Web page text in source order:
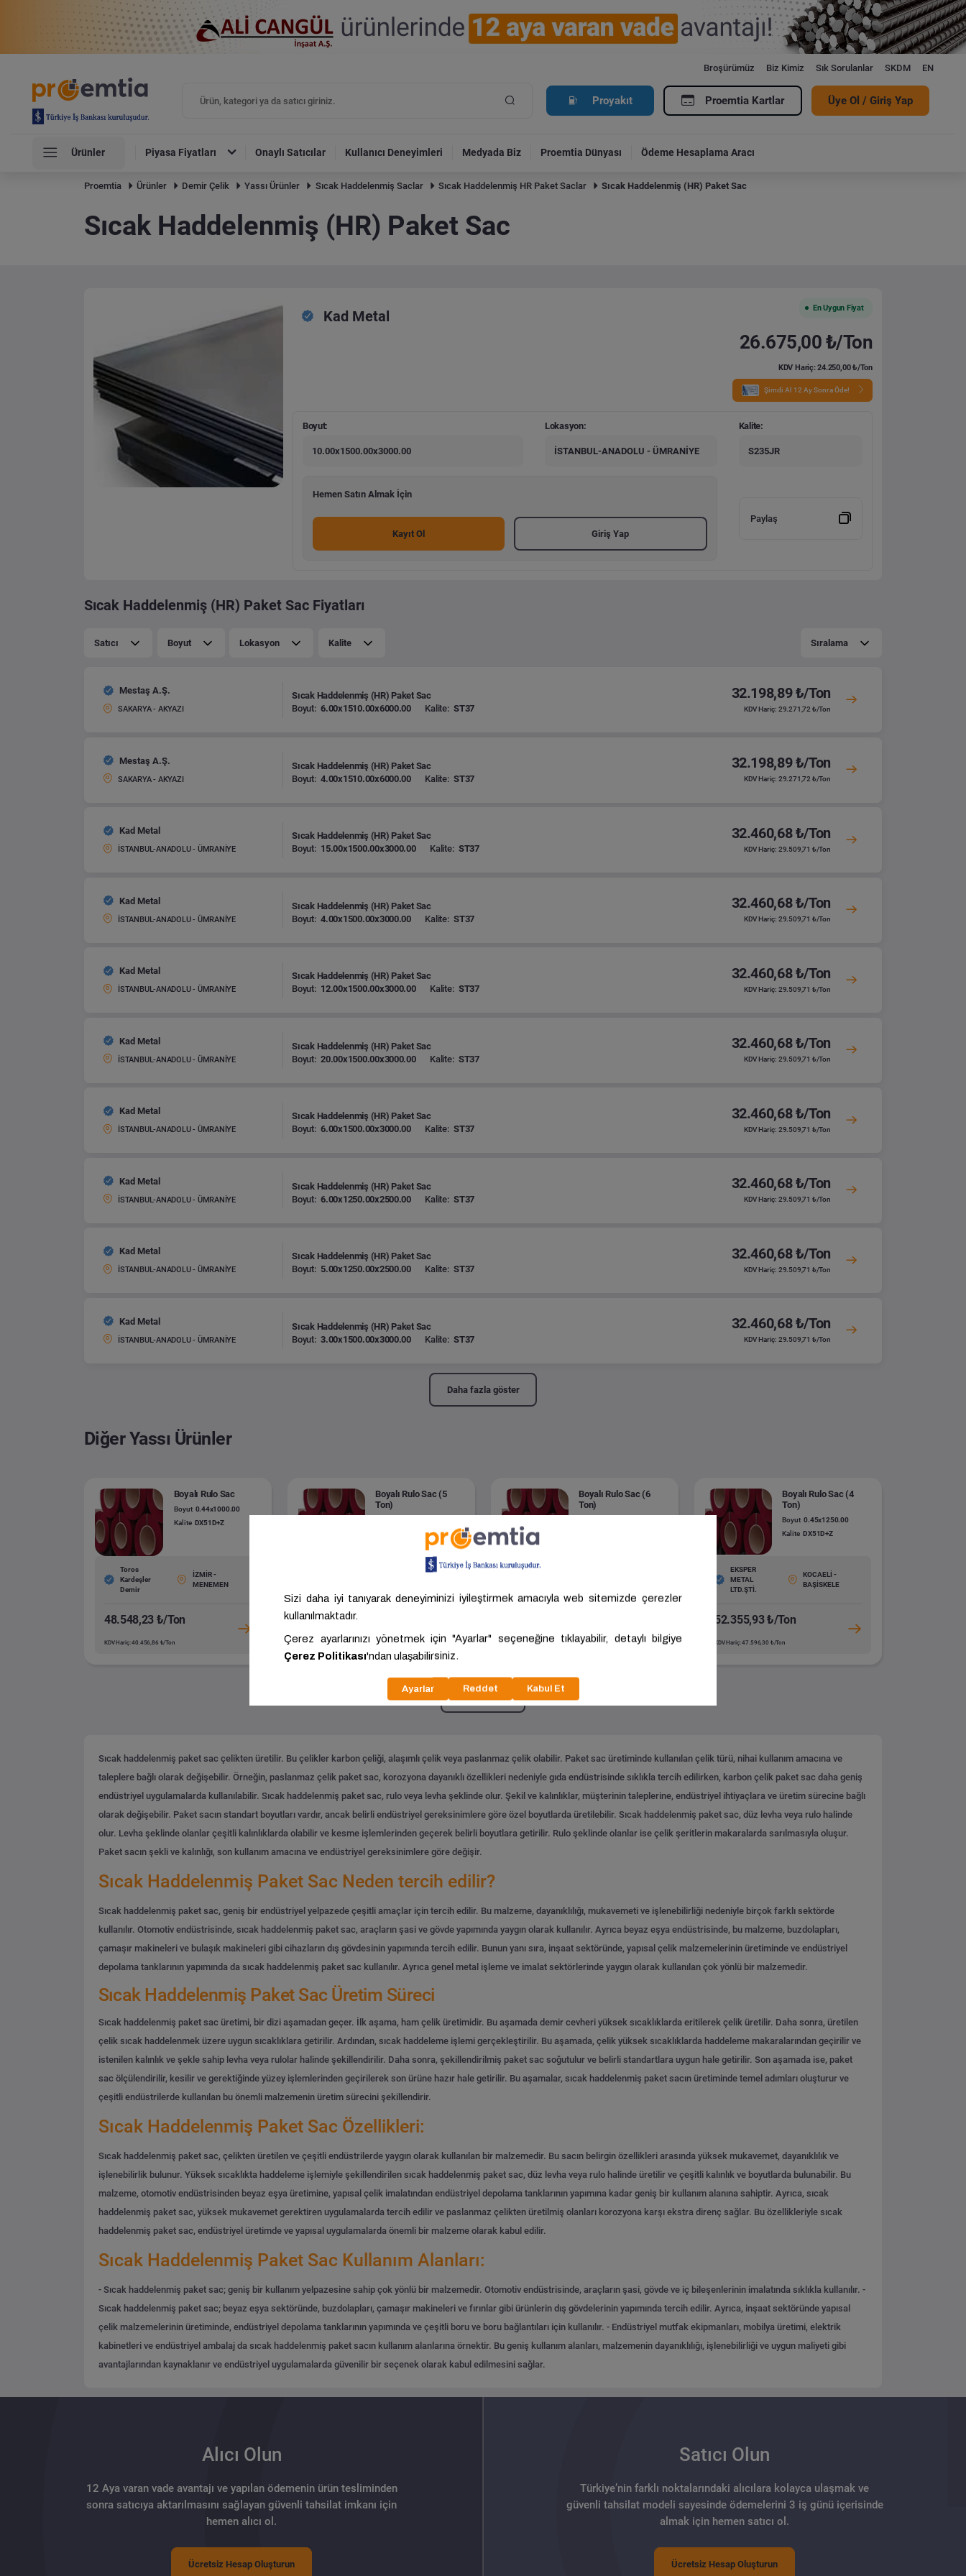
Broşürümüz Biz Kimiz Sık Sorulanlar SKDM EN
Proyakıt Proemtia Kartlar Üye Ol / Giriş Yap
Ürünler Piyasa Fiyatları Onaylı Satıcılar Kullanıcı Deneyimleri Medyada Biz Proemtia Dünyası Ödeme Hesaplama Aracı
Proemtia Ürünler Demir Çelik Yassı Ürünler Sıcak Haddelenmiş Saclar Sıcak Haddelenmiş HR Paket Saclar Sıcak Haddelenmiş (HR) Paket Sac
Sıcak Haddelenmiş (HR) Paket Sac
Kad Metal
En Uygun Fiyat
26.675,00 ₺/Ton
KDV Hariç: 24.250,00 ₺/Ton
Şimdi Al 12 Ay Sonra Öde!
Boyut:
10.00x1500.00x3000.00
Lokasyon:
İSTANBUL-ANADOLU - ÜMRANİYE
Kalite:
S235JR
Hemen Satın Almak İçin
Kayıt Ol Giriş Yap
Paylaş
Sıcak Haddelenmiş (HR) Paket Sac Fiyatları
Satıcı Boyut Lokasyon Kalite Sıralama
Mestaş A.Ş.
SAKARYA - AKYAZI
Sıcak Haddelenmiş (HR) Paket Sac
Boyut: 6.00x1510.00x6000.00 Kalite: ST37
32.198,89 ₺/Ton
KDV Hariç: 29.271,72 ₺/Ton
Mestaş A.Ş.
SAKARYA - AKYAZI
Sıcak Haddelenmiş (HR) Paket Sac
Boyut: 4.00x1510.00x6000.00 Kalite: ST37
32.198,89 ₺/Ton
KDV Hariç: 29.271,72 ₺/Ton
Kad Metal
İSTANBUL-ANADOLU - ÜMRANİYE
Sıcak Haddelenmiş (HR) Paket Sac
Boyut: 15.00x1500.00x3000.00 Kalite: ST37
32.460,68 ₺/Ton
KDV Hariç: 29.509,71 ₺/Ton
Kad Metal
İSTANBUL-ANADOLU - ÜMRANİYE
Sıcak Haddelenmiş (HR) Paket Sac
Boyut: 4.00x1500.00x3000.00 Kalite: ST37
32.460,68 ₺/Ton
KDV Hariç: 29.509,71 ₺/Ton
Kad Metal
İSTANBUL-ANADOLU - ÜMRANİYE
Sıcak Haddelenmiş (HR) Paket Sac
Boyut: 12.00x1500.00x3000.00 Kalite: ST37
32.460,68 ₺/Ton
KDV Hariç: 29.509,71 ₺/Ton
Kad Metal
İSTANBUL-ANADOLU - ÜMRANİYE
Sıcak Haddelenmiş (HR) Paket Sac
Boyut: 20.00x1500.00x3000.00 Kalite: ST37
32.460,68 ₺/Ton
KDV Hariç: 29.509,71 ₺/Ton
Kad Metal
İSTANBUL-ANADOLU - ÜMRANİYE
Sıcak Haddelenmiş (HR) Paket Sac
Boyut: 6.00x1500.00x3000.00 Kalite: ST37
32.460,68 ₺/Ton
KDV Hariç: 29.509,71 ₺/Ton
Kad Metal
İSTANBUL-ANADOLU - ÜMRANİYE
Sıcak Haddelenmiş (HR) Paket Sac
Boyut: 6.00x1250.00x2500.00 Kalite: ST37
32.460,68 ₺/Ton
KDV Hariç: 29.509,71 ₺/Ton
Kad Metal
İSTANBUL-ANADOLU - ÜMRANİYE
Sıcak Haddelenmiş (HR) Paket Sac
Boyut: 5.00x1250.00x2500.00 Kalite: ST37
32.460,68 ₺/Ton
KDV Hariç: 29.509,71 ₺/Ton
Kad Metal
İSTANBUL-ANADOLU - ÜMRANİYE
Sıcak Haddelenmiş (HR) Paket Sac
Boyut: 3.00x1500.00x3000.00 Kalite: ST37
32.460,68 ₺/Ton
KDV Hariç: 29.509,71 ₺/Ton
Daha fazla göster
Diğer Yassı Ürünler
Boyalı Rulo Sac
Boyut 0.44x1000.00
Kalite DX51D+Z
Toros
Kardeşler
Demir
İZMİR -
MENEMEN
48.548,23 ₺/Ton
KDV Hariç: 40.456,86 ₺/Ton
Boyalı Rulo Sac (5
Ton)
DX51D+Z
51.404,00 ₺/Ton
KDV Hariç: 42.836,67 ₺/Ton
Boyalı Rulo Sac (6
Ton)
KDV Hariç: 46.168,41 ₺/Ton
Boyalı Rulo Sac (4
Ton)
Boyut 0.45x1250.00
Kalite DX51D+Z
EKSPER
METAL
LTD.ŞTİ.
KOCAELİ -
BAŞİSKELE
52.355,93 ₺/Ton
KDV Hariç: 47.596,30 ₺/Ton
Tümünü Gör
Sıcak haddelenmiş paket sac çelikten üretilir. Bu çelikler karbon çeliği, alaşımlı çelik veya paslanmaz çelik olabilir. Paket sac üretiminde kullanılan çelik türü, nihai kullanım amacına ve
taleplere bağlı olarak değişebilir. Örneğin, paslanmaz çelik paket sac, korozyona dayanıklı özellikleri nedeniyle gıda endüstrisinde sıklıkla tercih edilirken, karbon çelik paket sac daha geniş
endüstriyel uygulamalarda kullanılabilir. Sıcak haddelenmiş paket sac, rulo veya levha şeklinde olur. Şekil ve kalınlıklar, müşterinin taleplerine, endüstriyel ihtiyaçlara ve üretim sürecine bağlı
olarak değişebilir. Paket sacın standart boyutları vardır, ancak belirli endüstriyel gereksinimlere göre özel boyutlarda üretilebilir. Sıcak haddelenmiş paket sac, düz levha veya rulo halinde
olur. Levha şeklinde olanlar çeşitli kalınlıklarda olabilir ve kesme işlemlerinden geçerek belirli boyutlara getirilir. Rulo şeklinde olanlar ise çelik şeritlerin makaralarda sarılmasıyla oluşur.
Paket sacın şekli ve kalınlığı, son kullanım amacına ve endüstriyel gereksinimlere göre değişir.
Sıcak Haddelenmiş Paket Sac Neden tercih edilir?
Sıcak haddelenmiş paket sac, geniş bir endüstriyel yelpazede çeşitli amaçlar için tercih edilir. Bu malzeme, dayanıklılığı, mukavemeti ve işlenebilirliği nedeniyle birçok farklı sektörde
kullanılır. Otomotiv endüstrisinde, sıcak haddelenmiş paket sac, araçların şasi ve gövde yapımında yaygın olarak kullanılır. Ayrıca beyaz eşya endüstrisinde, bu malzeme, buzdolapları,
çamaşır makineleri ve bulaşık makineleri gibi cihazların dış gövdesinin yapımında tercih edilir. Bunun yanı sıra, inşaat sektöründe, yapısal çelik malzemelerinin üretiminde ve endüstriyel
depolama tanklarının yapımında da sıcak haddelenmiş paket sac kullanılır. Ayrıca genel metal işleme ve imalat sektörlerinde yaygın olarak kullanılan çok yönlü bir malzemedir.
Sıcak Haddelenmiş Paket Sac Üretim Süreci
Sıcak haddelenmiş paket sac üretimi, bir dizi aşamadan geçer. İlk aşama, ham çelik üretimidir. Bu aşamada demir cevheri yüksek sıcaklıklarda eritilerek çelik üretilir. Daha sonra, üretilen
çelik sıcak haddelenmek üzere uygun sıcaklıklara getirilir. Ardından, sıcak haddeleme işlemi gerçekleştirilir. Bu aşamada, çelik yüksek sıcaklıklarda haddeleme makaralarından geçirilir ve
istenilen kalınlık ve şekle sahip levha veya rulolar halinde şekillendirilir. Daha sonra, şekillendirilmiş paket sac soğutulur ve belirli standartlara uygun hale getirilir. Son aşamada ise, paket
sac ölçülendirilir, kesilir ve gerektiğinde yüzey işlemlerinden geçirilerek son ürüne hazır hale getirilir. Bu aşamalar, sıcak haddelenmiş paket sacın üretiminde temel adımları oluşturur ve
çeşitli endüstrilerde kullanılan bu önemli malzemenin üretim sürecini şekillendirir.
Sıcak Haddelenmiş Paket Sac Özellikleri:
Sıcak haddelenmiş paket sac, çelikten üretilen ve çeşitli endüstrilerde yaygın olarak kullanılan bir malzemedir. Bu sacın belirgin özellikleri arasında yüksek mukavemet, dayanıklılık ve
işlenebilirlik bulunur. Yüksek sıcaklıkta haddeleme işlemiyle şekillendirilen sıcak haddelenmiş paket sac, düz levha veya rulo halinde üretilir ve çeşitli kalınlık ve boyutlarda bulunabilir. Bu
malzeme, otomotiv endüstrisinden beyaz eşya üretimine, yapısal çelik imalatından endüstriyel depolama tanklarının yapımına kadar geniş bir kullanım alanına sahiptir. Ayrıca, sıcak
haddelenmiş paket sac, yüksek mukavemet gerektiren uygulamalarda tercih edilir ve paslanmaz çelikten üretilmiş olanları korozyona karşı ekstra direnç sağlar. Bu özellikleriyle sıcak
haddelenmiş paket sac, endüstriyel üretimde ve yapısal uygulamalarda önemli bir malzeme olarak kabul edilir.
Sıcak Haddelenmiş Paket Sac Kullanım Alanları:
- Sıcak haddelenmiş paket sac; geniş bir kullanım yelpazesine sahip çok yönlü bir malzemedir. Otomotiv endüstrisinde, araçların şasi, gövde ve iç bileşenlerinin imalatında sıklıkla kullanılır. -
Sıcak haddelenmiş paket sac; beyaz eşya sektöründe, buzdolapları, çamaşır makineleri ve fırınlar gibi ürünlerin dış gövdelerinin yapımında tercih edilir. Ayrıca, inşaat sektöründe yapısal
çelik malzemelerinin üretiminde, endüstriyel depolama tanklarının yapımında ve çeşitli boru ve boru bağlantıları için kullanılır. - Endüstriyel mutfak ekipmanları, mobilya üretimi, elektrik
kabinetleri ve endüstriyel ambalaj da sıcak haddelenmiş paket sacın kullanım alanlarına örnektir. Bu geniş kullanım alanları, malzemenin dayanıklılığı, işlenebilirliği ve uygun maliyeti gibi
avantajlarından kaynaklanır ve endüstriyel uygulamalarda güvenilir bir seçenek olarak kabul edilmesini sağlar.
Alıcı Olun
12 Aya varan vade avantajı ve yapılan ödemenin ürün tesliminden
sonra satıcıya aktarılmasını sağlayan güvenli tahsilat imkanı için
hemen alıcı ol.
Ücretsiz Hesap Oluşturun
Satıcı Olun
Türkiye’nin farklı noktalarındaki alıcılara kolayca ulaşmak ve
güvenli tahsilat modeli sayesinde ödemelerini 3 iş günü içerisinde
almak için hemen satıcı ol.
Ücretsiz Hesap Oluşturun